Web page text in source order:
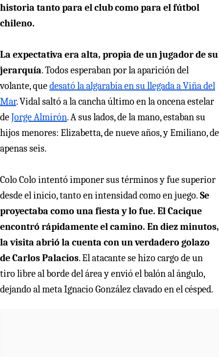
historia tanto para el club como para el fútbol
chileno.
La expectativa era alta, propia de un jugador de su
jerarquía. Todos esperaban por la aparición del
volante, quedesató la algarabía en su llegada a Viña del
Mar. Vidal saltó a la cancha último en la oncena estelar
deJorge Almirón. A sus lados, de la mano, estaban su
hijos menores: Elizabetta, de nueve años, y Emiliano, de
apenas seis.
Colo Colo intentó imponer sus términos y fue superior
desde el inicio, tanto en intensidad como en juego. Se
proyectaba como una fiesta y lo fue. El Cacique
encontró rápidamente el camino. En diez minutos,
la visita abrió la cuenta con un verdadero golazo
de Carlos Palacios. El atacante se hizo cargo de un
tiro libre al borde del área y envió el balón al ángulo,
dejando al meta Ignacio González clavado en el césped.